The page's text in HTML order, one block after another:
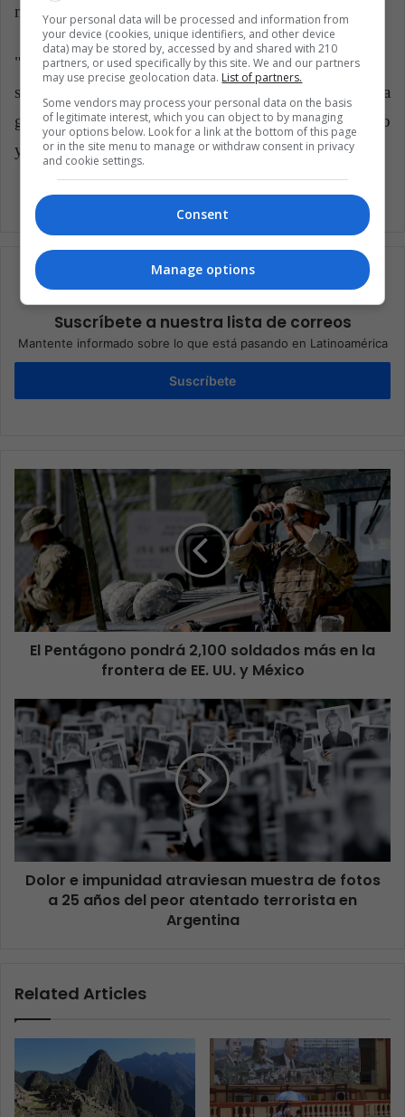
muchos japoneses de más edad sí.
"No creo que tengamos que consumir tanto como
solíamos en los viejos tiempos", afirmó. "No hay tanta
gente que lo coma. Sí, es parte de nuestra cultura, pero
ya no creo que sea absolutamente esencial", destacó.
Suscríbete a nuestra lista de correos
Mantente informado sobre lo que está pasando en Latinoamérica
Suscríbete
El Pentágono pondrá 2,100 soldados más en la
frontera de EE. UU. y México
Dolor e impunidad atraviesan muestra de fotos
a 25 años del peor atentado terrorista en
Argentina
Related Articles
Your personal data will be processed and information from
your device (cookies, unique identifiers, and other device
data) may be stored by, accessed by and shared with 210
partners, or used specifically by this site. We and our partners
may use precise geolocation data. List of partners.
Some vendors may process your personal data on the basis
of legitimate interest, which you can object to by managing
your options below. Look for a link at the bottom of this page
or in the site menu to manage or withdraw consent in privacy
and cookie settings.
Consent
Manage options